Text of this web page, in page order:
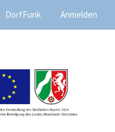
DorfFunk Anmelden